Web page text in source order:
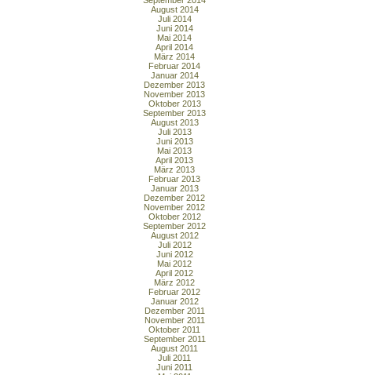
August 2014
Juli 2014
Juni 2014
Mai 2014
April 2014
März 2014
Februar 2014
Januar 2014
Dezember 2013
November 2013
Oktober 2013
September 2013
August 2013
Juli 2013
Juni 2013
Mai 2013
April 2013
März 2013
Februar 2013
Januar 2013
Dezember 2012
November 2012
Oktober 2012
September 2012
August 2012
Juli 2012
Juni 2012
Mai 2012
April 2012
März 2012
Februar 2012
Januar 2012
Dezember 2011
November 2011
Oktober 2011
September 2011
August 2011
Juli 2011
Juni 2011